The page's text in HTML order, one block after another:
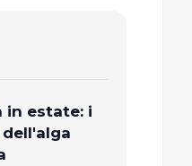
in estate: i